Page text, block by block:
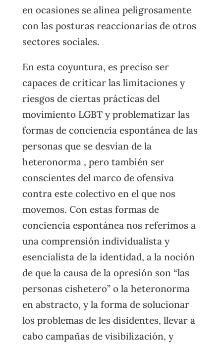
en ocasiones se alinea peligrosamente
con las posturas reaccionarias de otros
sectores sociales.
En esta coyuntura, es preciso ser
capaces de criticar las limitaciones y
riesgos de ciertas prácticas del
movimiento LGBT y problematizar las
formas de conciencia espontánea de las
personas que se desvían de la
heteronorma , pero también ser
conscientes del marco de ofensiva
contra este colectivo en el que nos
movemos. Con estas formas de
conciencia espontánea nos referimos a
una comprensión individualista y
esencialista de la identidad, a la noción
de que la causa de la opresión son “las
personas cishetero” o la heteronorma
en abstracto, y la forma de solucionar
los problemas de les disidentes, llevar a
cabo campañas de visibilización, y